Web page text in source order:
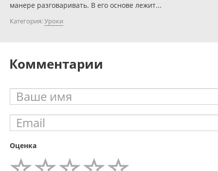
манере разговаривать. В его основе лежит...
Категория:Уроки
Комментарии
Оценка